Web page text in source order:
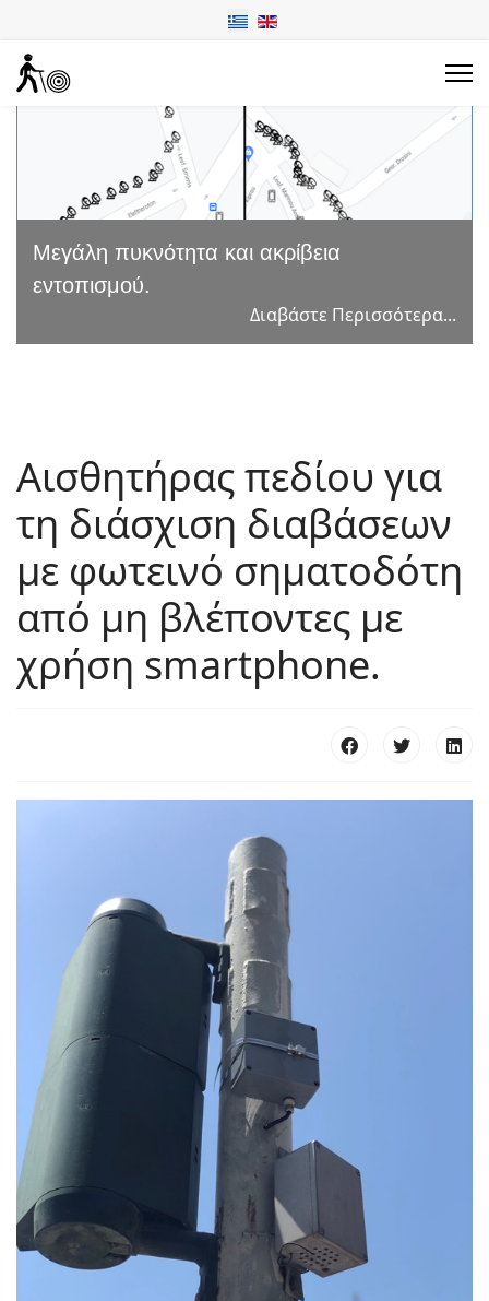
Μεγάλη πυκνότητα και ακρίβεια
εντοπισμού.
Διαβάστε Περισσότερα...
Αισθητήρας πεδίου για
τη διάσχιση διαβάσεων
με φωτεινό σηματοδότη
από μη βλέποντες με
χρήση smartphone.